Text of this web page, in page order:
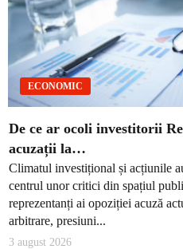
ECONOMIC
De ce ar ocoli investitorii
acuzații la…
Climatul investițional și acțiunile
centrul unor critici din spațiul
reprezentanți ai opoziției acuză
arbitrare, presiuni...
3 august 2026